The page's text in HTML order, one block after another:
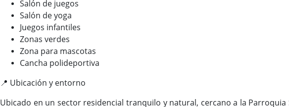
Salón de juegos
Salón de yoga
Juegos infantiles
Zonas verdes
Zona para mascotas
Cancha polideportiva
📍 Ubicación y entorno
Ubicado en un sector residencial tranquilo y natural, cercano a la